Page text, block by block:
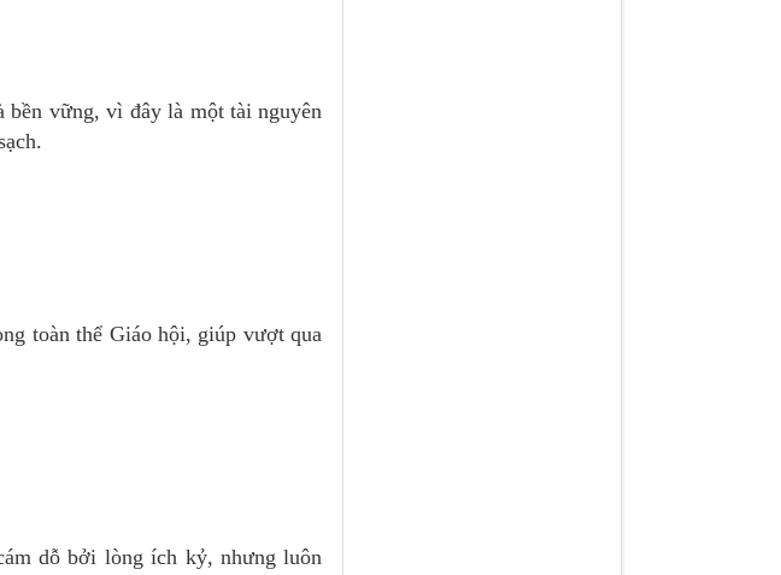
bền vững, vì đây là một tài nguyên
toàn thể Giáo hội, giúp vượt qua
dỗ bởi lòng ích kỷ, nhưng luôn